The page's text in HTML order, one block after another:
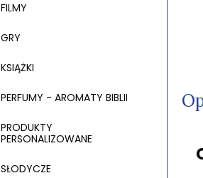
FILMY
GRY
KSIĄŻKI
PERFUMY - AROMATY BIBLII
PRODUKTY
PERSONALIZOWANE
SŁODYCZE